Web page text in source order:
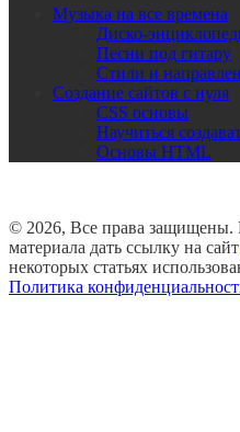
Музыка на все времена
Диско-
Песни под гитару
Стили и
Создание сайтов с нуля
CSS основы
Научиться
Основы HTML
© 2026, Все права
материала дать ссылку на сайт
некоторых статьях
Политика